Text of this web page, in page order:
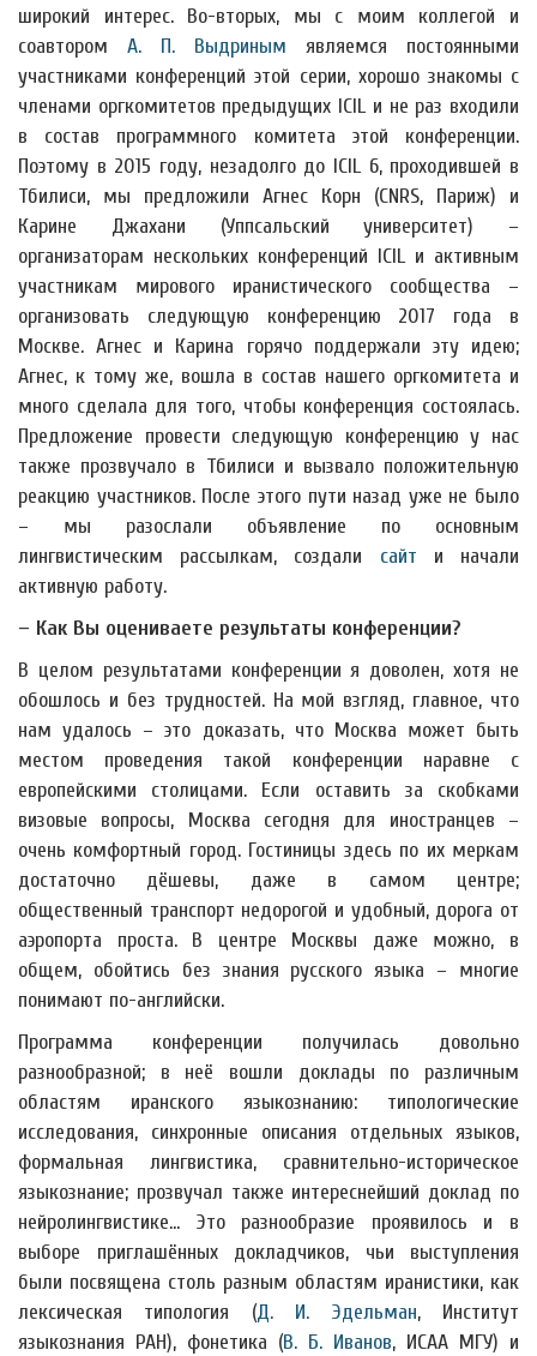
широкий интерес. Во-вторых, мы с моим коллегой и
соавтором А. П. Выдриным являемся постоянными
участниками конференций этой серии, хорошо знакомы с
членами оргкомитетов предыдущих ICIL и не раз входили
в состав программного комитета этой конференции.
Поэтому в 2015 году, незадолго до ICIL 6, проходившей в
Тбилиси, мы предложили Агнес Корн (CNRS, Париж) и
Карине Джахани (Уппсальский университет) –
организаторам нескольких конференций ICIL и активным
участникам мирового иранистического сообщества –
организовать следующую конференцию 2017 года в
Москве. Агнес и Карина горячо поддержали эту идею;
Агнес, к тому же, вошла в состав нашего оргкомитета и
много сделала для того, чтобы конференция состоялась.
Предложение провести следующую конференцию у нас
также прозвучало в Тбилиси и вызвало положительную
реакцию участников. После этого пути назад уже не было
– мы разослали объявление по основным
лингвистическим рассылкам, создали сайт и начали
активную работу.
– Как Вы оцениваете результаты конференции?
В целом результатами конференции я доволен, хотя не
обошлось и без трудностей. На мой взгляд, главное, что
нам удалось – это доказать, что Москва может быть
местом проведения такой конференции наравне с
европейскими столицами. Если оставить за скобками
визовые вопросы, Москва сегодня для иностранцев –
очень комфортный город. Гостиницы здесь по их меркам
достаточно дёшевы, даже в самом центре;
общественный транспорт недорогой и удобный, дорога от
аэропорта проста. В центре Москвы даже можно, в
общем, обойтись без знания русского языка – многие
понимают по-английски.
Программа конференции получилась довольно
разнообразной; в неё вошли доклады по различным
областям иранского языкознанию: типологические
исследования, синхронные описания отдельных языков,
формальная лингвистика, сравнительно-историческое
языкознание; прозвучал также интереснейший доклад по
нейролингвистике… Это разнообразие проявилось и в
выборе приглашённых докладчиков, чьи выступления
были посвящена столь разным областям иранистики, как
лексическая типология (Д. И. Эдельман, Институт
языкознания РАН), фонетика (В. Б. Иванов, ИСАА МГУ) и